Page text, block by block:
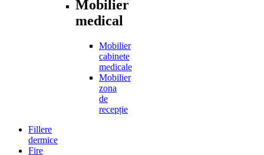
Mobilier
medical
Mobilier
cabinete
medicale
Mobilier
zona
de
recepție
Fillere
dermice
Fire